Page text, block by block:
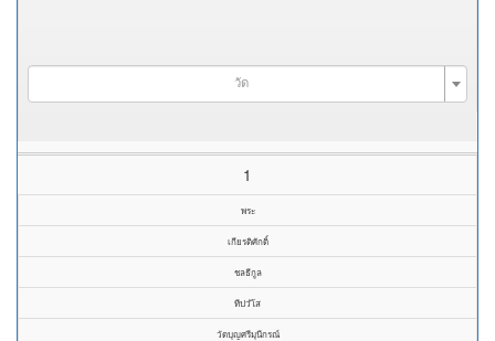
วัด
1
พระ
เกียรติศักดิ์
ชลธีกูล
ทีปวํโส
วัดบุญศรีมุนีกรณ์